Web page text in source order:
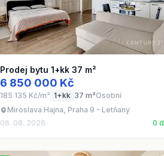
Prodej bytu 1+kk 37 m²
6 850 000 Kč
185 135 Kč/m² 1+kk 37 m²Osobní
Miroslava Hajna, Praha 9 - Letňany
06. 08. 2026
0